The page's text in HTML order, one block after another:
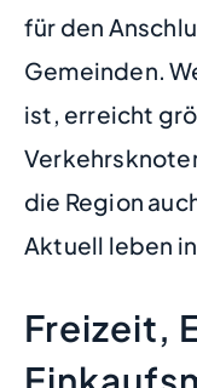
für den
Gemeinden.
ist, erreicht
die Region
Aktuell leben
Freizeit,